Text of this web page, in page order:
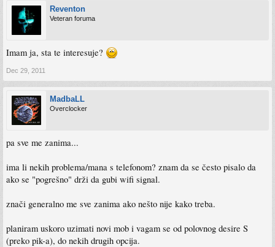
Reventon
Veteran foruma
Imam ja, sta te interesuje?
Dec 29, 2011
MadbaLL
Overclocker
pa sve me zanima...
ima li nekih problema/mana s telefonom? znam da se često pisalo da
ako se "pogrešno" drži da gubi wifi signal.
znači generalno me sve zanima ako nešto nije kako treba.
planiram uskoro uzimati novi mob i vagam se od polovnog desire S
(preko pik-a), do nekih drugih opcija.